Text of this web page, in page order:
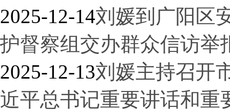
2025-12-14刘媛到广阳区
护督察组交办群众信访举
2025-12-13刘媛主持召开
近平总书记重要讲话和